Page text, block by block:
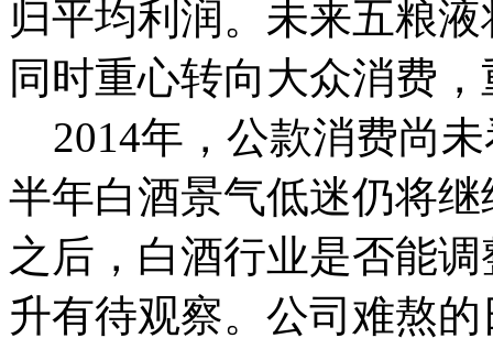
归平均利润。未来五粮
同时重心转向大众消费
2014年，公款消费尚
半年白酒景气低迷仍将
之后，白酒行业是否能
升有待观察。公司难熬